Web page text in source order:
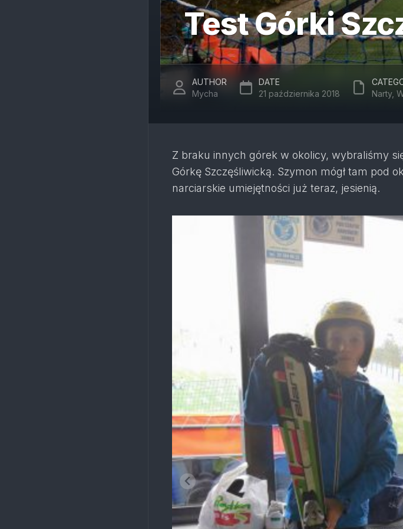
Test Górki
AUTHOR
Mycha
DATE
21 października 2018
Narty,
Z braku innych górek w okolicy, wybraliśmy
Górkę Szczęśliwicką. Szymon mógł tam pod
narciarskie umiejętności już teraz, jesienią.